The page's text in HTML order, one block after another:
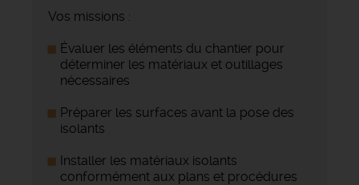
Vos missions :
Évaluer les éléments du chantier pour
déterminer les matériaux et outillages
nécessaires
Préparer les surfaces avant la pose des
isolants
Installer les matériaux isolants
conformément aux plans et procédures